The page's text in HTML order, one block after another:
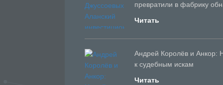
превратили в фабрику
Читать
Андрей Королёв и Анкор:
к судебным искам
Читать